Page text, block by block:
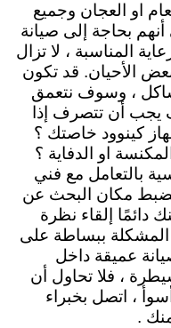
او العجان وجميع
بحاجة إلى صيانة
المناسبة ، لا تزال
الأحيان. قد تكون
، وسوف نتعمق
يجب أن تتصرف إذا
كينوود خاصتك ؟
او الدفاية ؟
بالتعامل مع فني
مكان البحث عن
دائمًا إلقاء نظرة
المشكلة ببساطة على
عميقة داخل
، فلا تحاول أن
، اتصل بخبراء
.